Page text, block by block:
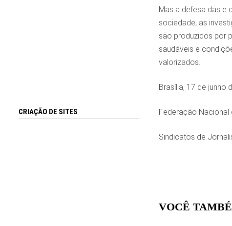
Mas a defesa das e
sociedade, as
são produzidos por
saudáveis e
valorizados.
Brasília, 17 de junho
Federação Nacional
Sindicatos de
VOCÊ
CRIAÇÃO DE SITES